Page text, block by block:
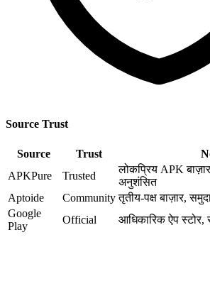
Source Trust
Source Trust
APKPure
Trusted
लोकप्रिय APK
अनुशंसित
Aptoide
Community तृतीय-पक्ष बाज़ार,
Google
Play
Official आधिकारिक ऐप स्टोर,